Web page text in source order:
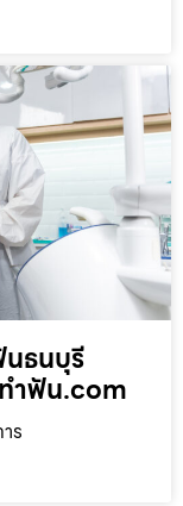
ธนบุรี
ำฟัน.com
ร